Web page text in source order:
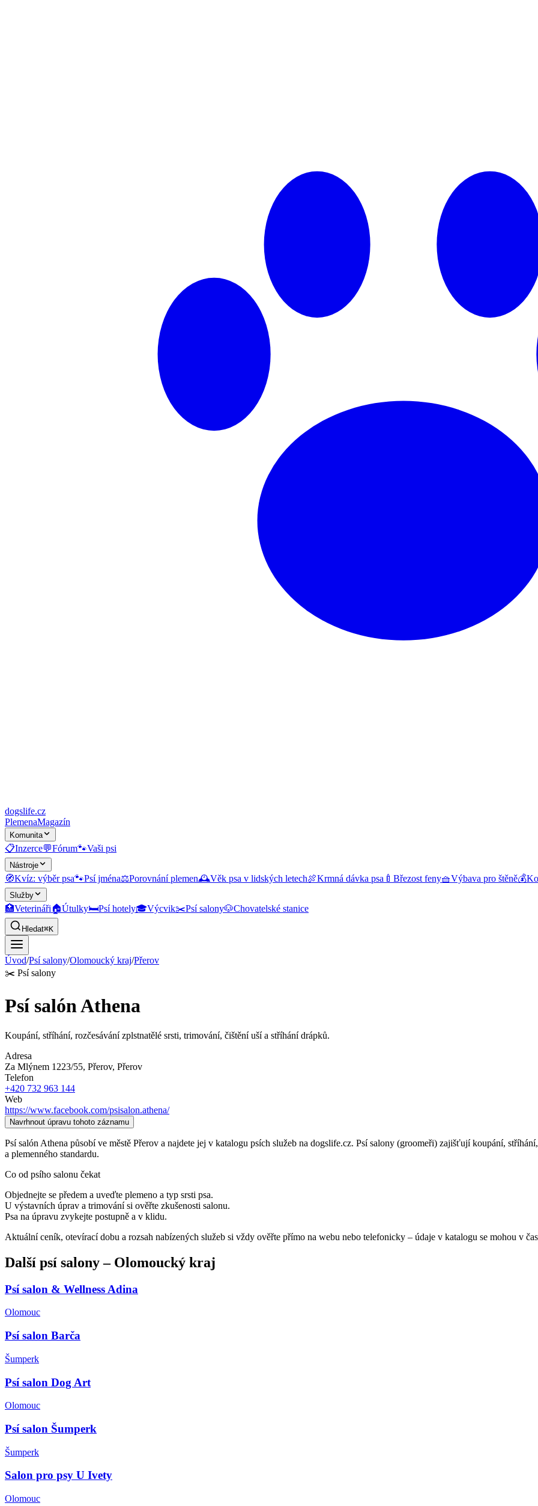
dogslife.cz
PlemenaMagazín
Komunita
📋Inzerce💬Fórum🐾Vaši psi
Nástroje
🧭Kvíz: výběr psa🐾Psí jména⚖️Porovnání plemen🕰️Věk psa v lidských letech🍖Krmná dávka psa 🍼 Březost feny🧺Výbava pro štěně💰
Služby
🏥Veterináři🏠Útulky🛏️Psí hotely🎓Výcvik✂️Psí salony🐶Chovatelské stanice
Hledat⌘K
Úvod/Psí salony/Olomoucký kraj/Přerov
✂️ Psí salony
Psí salón Athena
Koupání, stříhání, rozčesávání zplstnatělé srsti, trimování, čištění uší a stříhání drápků.
Adresa
Za Mlýnem 1223/55, Přerov, Přerov
Telefon
+420 732 963 144
Web
https://www.facebook.com/psisalon.athena/
Navrhnout úpravu tohoto záznamu
Psí salón Athena působí ve městě Přerov a najdete jej v katalogu psích služeb na dogslife.cz. Psí salony (groomeři) zajišťují koupání,
a plemenného standardu.
Co od psího salonu čekat
Objednejte se předem a uveďte plemeno a typ srsti psa.
U výstavních úprav a trimování si ověřte zkušenosti salonu.
Psa na úpravu zvykejte postupně a v klidu.
Aktuální ceník, otevírací dobu a rozsah nabízených služeb si vždy ověřte přímo na webu nebo telefonicky – údaje v katalogu se mohou v
Další psí salony– Olomoucký kraj
Psí salon & Wellness Adina
Olomouc
Psí salon Barča
Šumperk
Psí salon Dog Art
Olomouc
Psí salon Šumperk
Šumperk
Salon pro psy U Ivety
Olomouc